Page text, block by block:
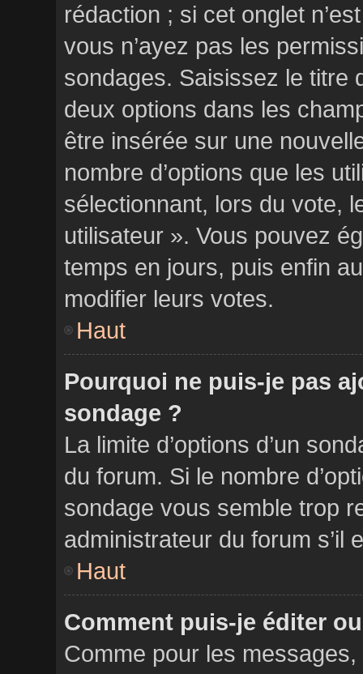
rédaction ; si cet onglet
vous n’ayez pas les
sondages. Saisissez le titre
deux options dans les
être insérée sur une
nombre d’options que les
sélectionnant, lors du vote,
utilisateur ». Vous pouvez
temps en jours, puis enfin
modifier leurs votes.
Haut
Pourquoi ne puis-je pas
sondage ?
La limite d’options d’un
du forum. Si le nombre
sondage vous semble trop
administrateur du forum s’il
Haut
Comment puis-je éditer
Comme pour les